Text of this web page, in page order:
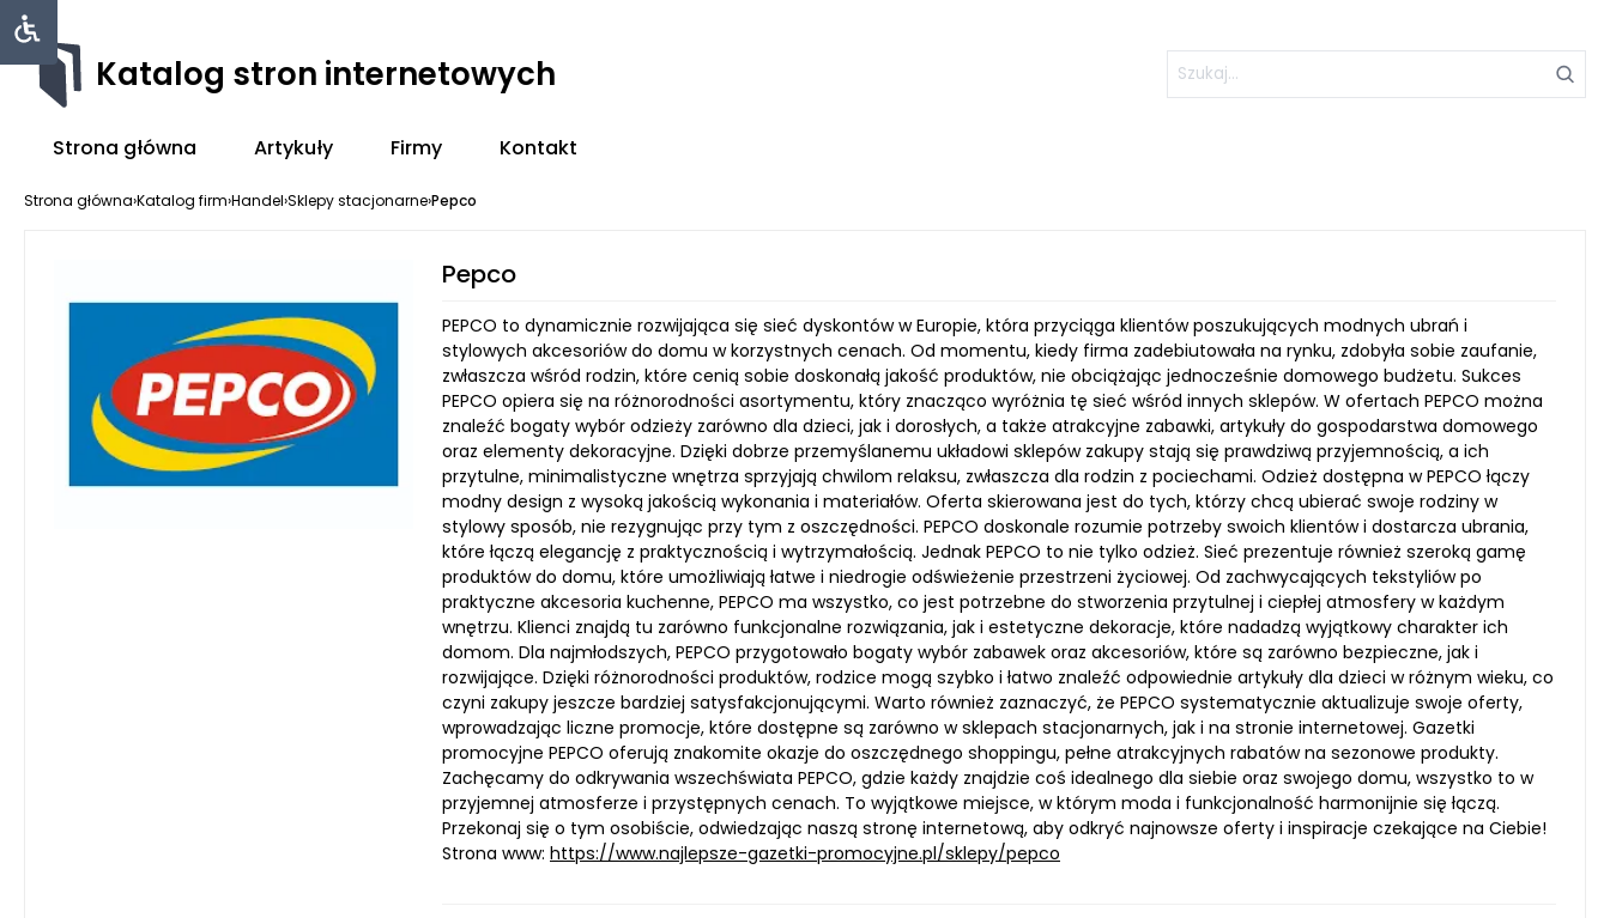
Katalog stron internetowych
Strona główna Artykuły Firmy Kontakt
Strona główna›Katalog firm›Handel›Sklepy stacjonarne›Pepco
Pepco
PEPCO to dynamicznie rozwijająca się sieć dyskontów w Europie, która przyciąga klientów poszukujących modnych ubrań i
stylowych akcesoriów do domu w korzystnych cenach. Od momentu, kiedy firma zadebiutowała na rynku, zdobyła sobie zaufanie,
zwłaszcza wśród rodzin, które cenią sobie doskonałą jakość produktów, nie obciążając jednocześnie domowego budżetu. Sukces
PEPCO opiera się na różnorodności asortymentu, który znacząco wyróżnia tę sieć wśród innych sklepów. W ofertach PEPCO można
znaleźć bogaty wybór odzieży zarówno dla dzieci, jak i dorosłych, a także atrakcyjne zabawki, artykuły do gospodarstwa domowego
oraz elementy dekoracyjne. Dzięki dobrze przemyślanemu układowi sklepów zakupy stają się prawdziwą przyjemnością, a ich
przytulne, minimalistyczne wnętrza sprzyjają chwilom relaksu, zwłaszcza dla rodzin z pociechami. Odzież dostępna w PEPCO łączy
modny design z wysoką jakością wykonania i materiałów. Oferta skierowana jest do tych, którzy chcą ubierać swoje rodziny w
stylowy sposób, nie rezygnując przy tym z oszczędności. PEPCO doskonale rozumie potrzeby swoich klientów i dostarcza ubrania,
które łączą elegancję z praktycznością i wytrzymałością. Jednak PEPCO to nie tylko odzież. Sieć prezentuje również szeroką gamę
produktów do domu, które umożliwiają łatwe i niedrogie odświeżenie przestrzeni życiowej. Od zachwycających tekstyliów po
praktyczne akcesoria kuchenne, PEPCO ma wszystko, co jest potrzebne do stworzenia przytulnej i ciepłej atmosfery w każdym
wnętrzu. Klienci znajdą tu zarówno funkcjonalne rozwiązania, jak i estetyczne dekoracje, które nadadzą wyjątkowy charakter ich
domom. Dla najmłodszych, PEPCO przygotowało bogaty wybór zabawek oraz akcesoriów, które są zarówno bezpieczne, jak i
rozwijające. Dzięki różnorodności produktów, rodzice mogą szybko i łatwo znaleźć odpowiednie artykuły dla dzieci w różnym wieku, co
czyni zakupy jeszcze bardziej satysfakcjonującymi. Warto również zaznaczyć, że PEPCO systematycznie aktualizuje swoje oferty,
wprowadzając liczne promocje, które dostępne są zarówno w sklepach stacjonarnych, jak i na stronie internetowej. Gazetki
promocyjne PEPCO oferują znakomite okazje do oszczędnego shoppingu, pełne atrakcyjnych rabatów na sezonowe produkty.
Zachęcamy do odkrywania wszechświata PEPCO, gdzie każdy znajdzie coś idealnego dla siebie oraz swojego domu, wszystko to w
przyjemnej atmosferze i przystępnych cenach. To wyjątkowe miejsce, w którym moda i funkcjonalność harmonijnie się łączą.
Przekonaj się o tym osobiście, odwiedzając naszą stronę internetową, aby odkryć najnowsze oferty i inspiracje czekające na Ciebie!
Strona www: https://www.najlepsze-gazetki-promocyjne.pl/sklepy/pepco